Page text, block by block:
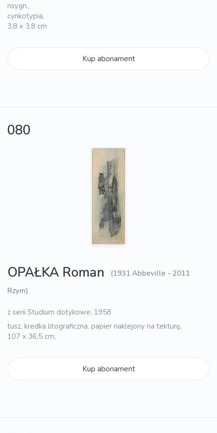
nsygn.,
cynkotypia,
3,8 x 3,8 cm
Kup abonament
080
OPAŁKA Roman
(1931 Abbeville - 2011
Rzym)
z serii Studium dotykowe, 1958
tusz, kredka litograficzna, papier naklejony na tekturę,
107 x 36,5 cm,
Kup abonament